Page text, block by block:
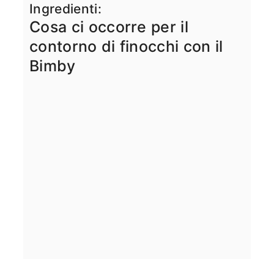
Ingredienti:
Cosa ci occorre per il
contorno di finocchi con il
Bimby